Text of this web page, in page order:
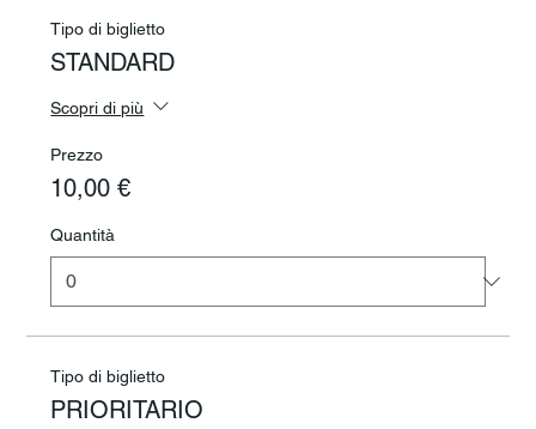
Tipo di biglietto
STANDARD
Scopri di più
Prezzo
10,00 €
Quantità
Tipo di biglietto
PRIORITARIO